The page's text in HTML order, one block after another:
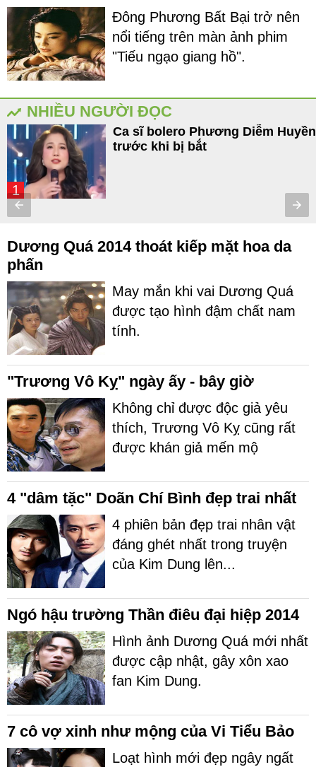
Đông Phương Bất Bại trở nên
nổi tiếng trên màn ảnh phim
"Tiếu ngạo giang hồ".
NHIỀU NGƯỜI ĐỌC
1
Ca sĩ bolero Phương Diễm Huyền
trước khi bị bắt
Dương Quá 2014 thoát kiếp mặt hoa da
phấn
May mắn khi vai Dương Quá
được tạo hình đậm chất nam
tính.
"Trương Vô Kỵ" ngày ấy - bây giờ
Không chỉ được độc giả yêu
thích, Trương Vô Kỵ cũng rất
được khán giả mến mộ
4 "dâm tặc" Doãn Chí Bình đẹp trai nhất
4 phiên bản đẹp trai nhân vật
đáng ghét nhất trong truyện
của Kim Dung lên...
Ngó hậu trường Thần điêu đại hiệp 2014
Hình ảnh Dương Quá mới nhất
được cập nhật, gây xôn xao
fan Kim Dung.
7 cô vợ xinh như mộng của Vi Tiểu Bảo
Loạt hình mới đẹp ngây ngất